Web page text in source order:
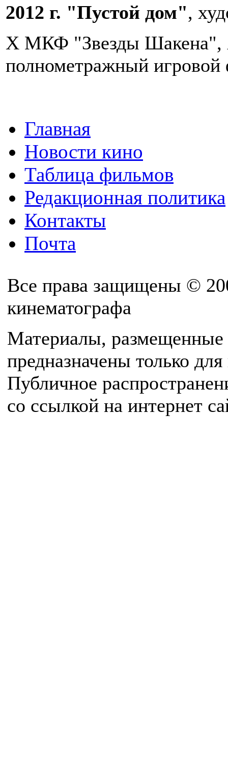
2012 г. "Пустой дом",
X МКФ "Звезды Шакена",
полнометражный
Главная
Новости кино
Таблица фильмов
Редакционная политика
Контакты
Почта
Все права защищены ©
кинематографа
Материалы, размещенные
предназначены только
Публичное
со ссылкой на интернет